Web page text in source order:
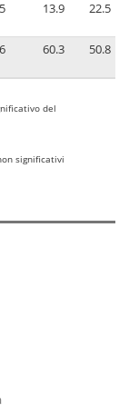
13.9 22.5
60.3 50.8
del
significativi